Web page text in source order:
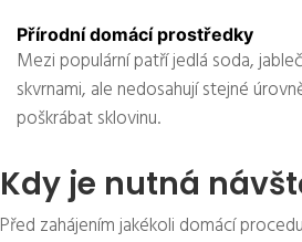
Přírodní domácí prostředky
Mezi populární patří jedlá soda,
skvrnami, ale nedosahují stejné
poškrábat sklovinu.
Kdy je nutná
Před zahájením jakékoli domácí